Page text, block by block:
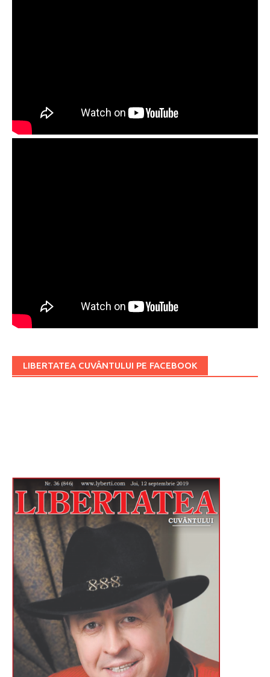
LIBERTATEA CUVÂNTULUI PE FACEBOOK